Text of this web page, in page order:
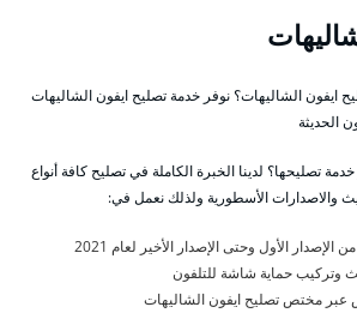
الشاليهات؟ نوفر خدمة تصليح ايفون الشاليهات
الحديثة
تصليحها؟ لدينا الخبرة الكاملة في تصليح كافة أنواع
والاصدارات الأسطورية ولذلك نعمل في:
الأول وحتى الإصدار الأخير لعام 2021